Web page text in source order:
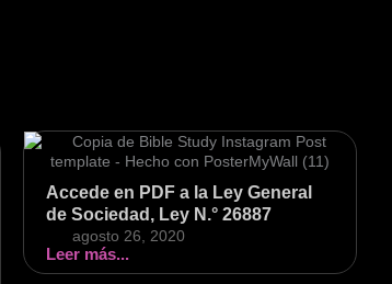
Accede en PDF a la Ley General
de Sociedad, Ley N.° 26887
agosto 26, 2020
Leer más...